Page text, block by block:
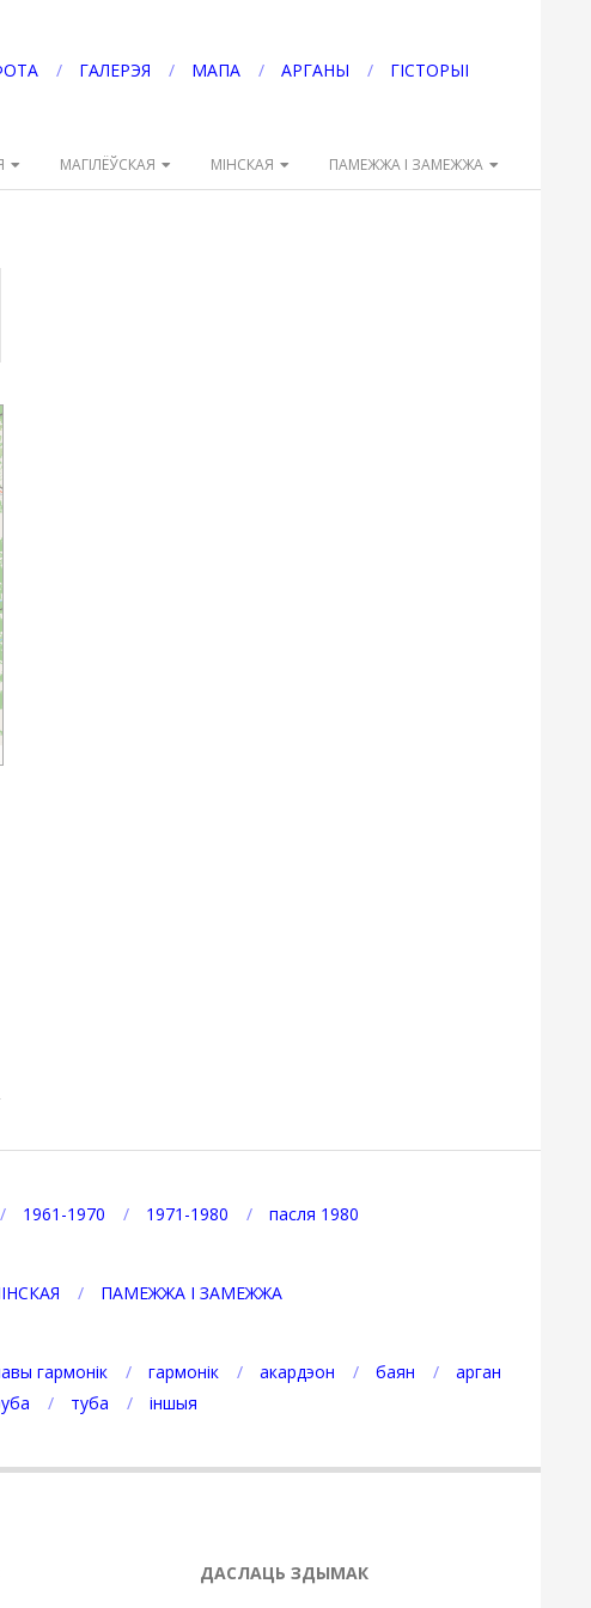
ГАЛЕРЭЯ МАПА АРГАНЫ ГІСТОРЫІ
МАГІЛЁЎСКАЯ МІНСКАЯ ПАМЕЖЖА І ЗАМЕЖЖА
1961-1970 1971-1980 пасля 1980
ПАМЕЖЖА І ЗАМЕЖЖА
гармонік гармонік акардэон баян
арган
туба іншыя
ДАСЛАЦЬ ЗДЫМАК